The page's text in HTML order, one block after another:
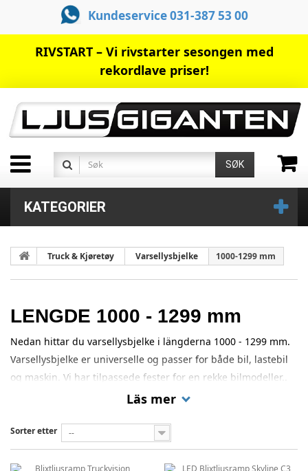
Kundeservice 031-387 53 00
RIVSTART – Vi rivstarter sesongen med
rekordlave priser!
SØK
KATEGORIER
Truck & Kjøretøy Varsellysbjelke 1000-1299 mm
LENGDE 1000 - 1299 mm
Nedan hittar du varsellysbjelke i längderna 1000 - 1299 mm.
Varsellysbjelke er universelle og passer for både bil, lastebil
og maskin. Vi har tilpassede fester for en rekke bilmodeller..
Läs mer
Sorter etter --